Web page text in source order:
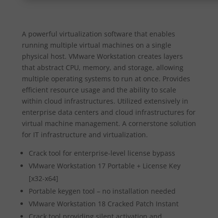
A powerful virtualization software that enables
running multiple virtual machines on a single
physical host. VMware Workstation creates layers
that abstract CPU, memory, and storage, allowing
multiple operating systems to run at once. Provides
efficient resource usage and the ability to scale
within cloud infrastructures. Utilized extensively in
enterprise data centers and cloud infrastructures for
virtual machine management. A cornerstone solution
for IT infrastructure and virtualization.
Crack tool for enterprise-level license bypass
VMware Workstation 17 Portable + License Key
[x32-x64]
Portable keygen tool – no installation needed
VMware Workstation 18 Cracked Patch Instant